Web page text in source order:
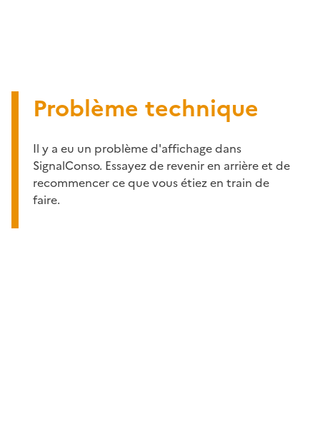
Problème technique
Il y a eu un problème d'affichage dans
SignalConso. Essayez de revenir en arrière et de
recommencer ce que vous étiez en train de
faire.